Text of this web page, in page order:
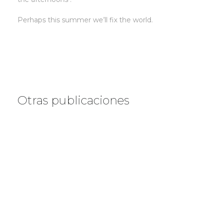
Perhaps this summer we’ll fix the world.
Otras publicaciones